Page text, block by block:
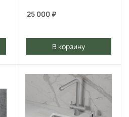
25 000 ₽
В корзину